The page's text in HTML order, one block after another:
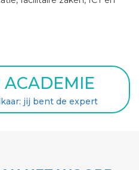
ACADEMIE
jij bent de expert